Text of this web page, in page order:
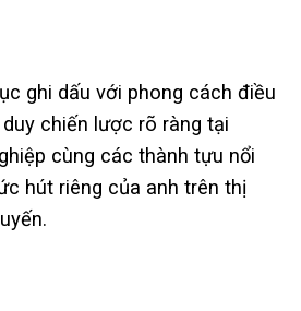
ghi dấu với phong cách điều
chiến lược rõ ràng tại
cùng các thành tựu nổi
hút riêng của anh trên thị